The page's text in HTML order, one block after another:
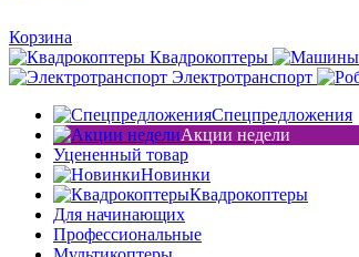
Корзина
Квадрокоптеры
Электротранспорт
Спецпредложения
Акции недели
Уцененный товар
Новинки
Квадрокоптеры
Для начинающих
Профессиональные